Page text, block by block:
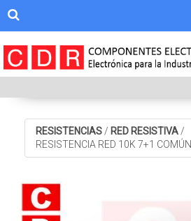
RESISTENCIAS / RED RESISTIVA /
RESISTENCIA RED 10K 7+1 COMÚN